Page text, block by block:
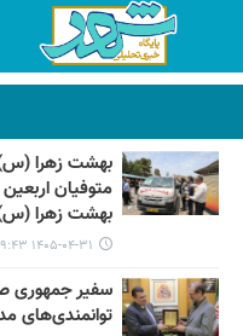
بهشت زهرا (س)
متوفیان
بهشت زهرا
۱۴۰۵-۰۴-۳۱ ۰۹:۴۳
سفیر جمهوری
توانمندی‌های